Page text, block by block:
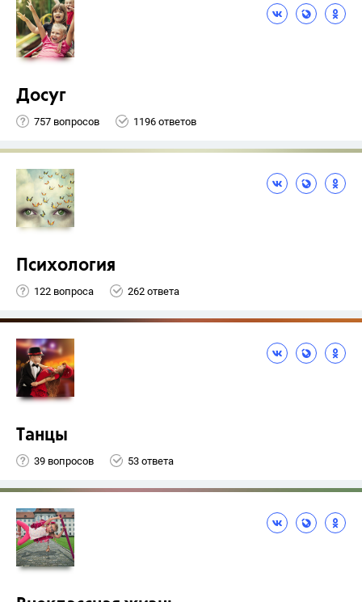
Досуг
757 вопросов 1196 ответов
Психология
122 вопроса 262 ответа
Танцы
39 вопросов 53 ответа